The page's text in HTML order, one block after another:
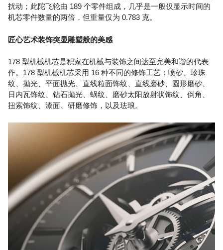
扰动；此陀飞轮由 189 个零件组成，几乎是一般仅显示时间的
机芯零件数量的两倍，但重量仅为 0.783 克。
匠心艺术装饰突显雕塑般的美感
178 型机械机芯是积家在机械与装饰之间达至完美和谐的代表
作。178 型机械机芯采用 16 种不同的修饰工艺：喷砂、珍珠
纹、抛光、平面抛光、直线粒面饰纹、直线磨砂、圆形磨砂、
日内瓦饰纹、钻石抛光、蜗纹、磨砂太阳放射状饰纹、倒角、
扭索饰纹、漆面、研磨修饰，以及珐琅。